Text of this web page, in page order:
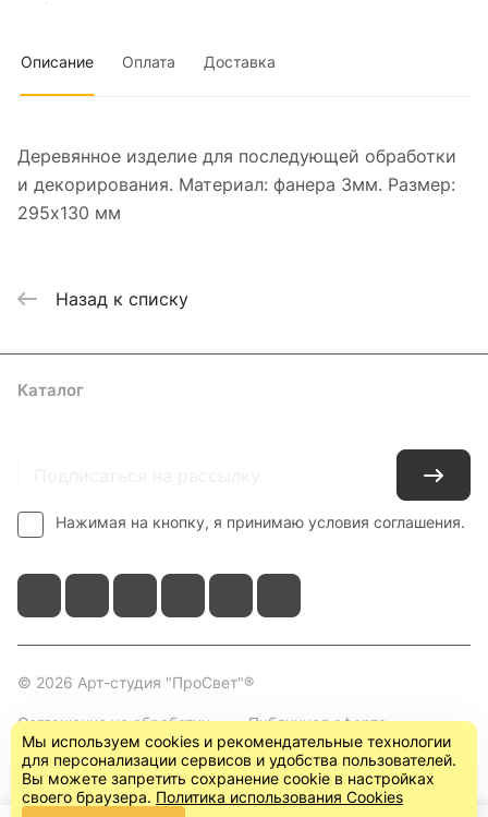
Описание Оплата Доставка
Деревянное изделие для последующей обработки
и декорирования. Материал: фанера 3мм. Размер:
295х130 мм
Назад к списку
Каталог
Нажимая на кнопку, я принимаю условия соглашения.
© 2026 Арт-студия "ПроСвет"®
Соглашение на обработку
персональных данных
Публичная оферта
(пользовательское
соглашение)
Мы используем cookies и рекомендательные технологии
для персонализации сервисов и удобства пользователей.
Вы можете запретить сохранение cookie в настройках
своего браузера. Политика использования Cookies